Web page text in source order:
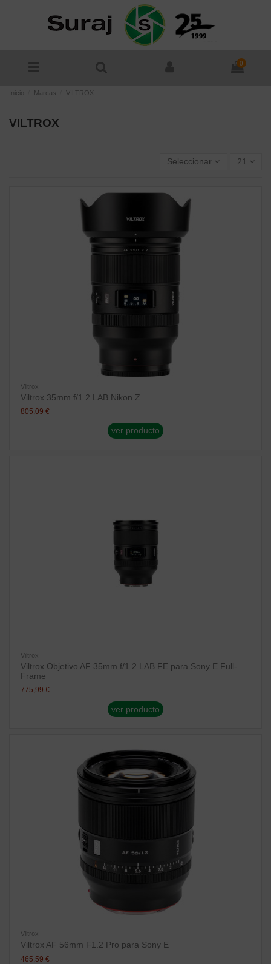
0
Inicio Marcas VILTROX
VILTROX
Seleccionar 21
Viltrox
Viltrox 35mm f/1.2 LAB Nikon Z
805,09 €
ver producto
Viltrox
Viltrox Objetivo AF 35mm f/1.2 LAB FE para Sony E Full-
Frame
775,99 €
ver producto
Viltrox
Viltrox AF 56mm F1.2 Pro para Sony E
465,59 €